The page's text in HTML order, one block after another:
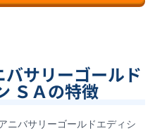
バサリーゴールド
ＳＡの特徴
ニバサリーゴールドエディシ